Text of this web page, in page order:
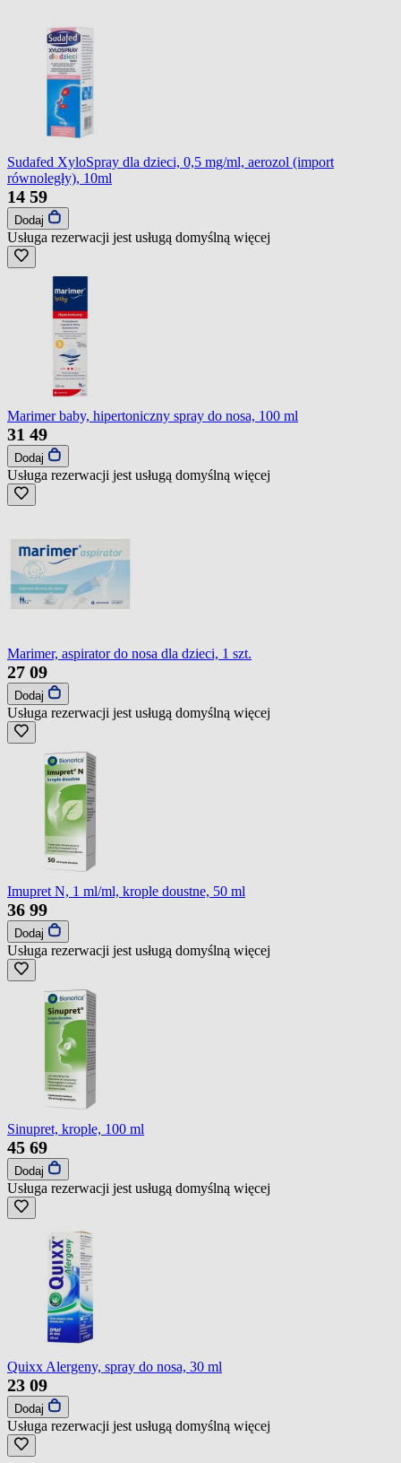
Sudafed XyloSpray dla dzieci, 0,5 mg/ml, aerozol (import
równoległy), 10ml
14 59
Dodaj
Usługa rezerwacji jest usługą domyślną więcej
Marimer baby, hipertoniczny spray do nosa, 100 ml
31 49
Dodaj
Usługa rezerwacji jest usługą domyślną więcej
Marimer, aspirator do nosa dla dzieci, 1 szt.
27 09
Dodaj
Usługa rezerwacji jest usługą domyślną więcej
Imupret N, 1 ml/ml, krople doustne, 50 ml
36 99
Dodaj
Usługa rezerwacji jest usługą domyślną więcej
Sinupret, krople, 100 ml
45 69
Dodaj
Usługa rezerwacji jest usługą domyślną więcej
Quixx Alergeny, spray do nosa, 30 ml
23 09
Dodaj
Usługa rezerwacji jest usługą domyślną więcej